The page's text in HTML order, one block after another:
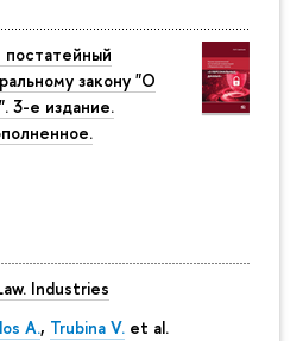
постатейный
закону "О
3-е издание.
Industries
A., Trubina V. et al.